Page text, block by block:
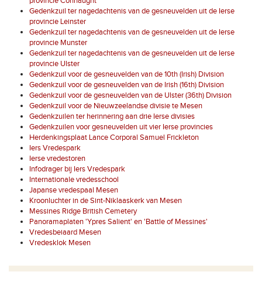
Gedenkzuil ter nagedachtenis van de gesneuvelden uit de Ierse
provincie Leinster
Gedenkzuil ter nagedachtenis van de gesneuvelden uit de Ierse
provincie Munster
Gedenkzuil ter nagedachtenis van de gesneuvelden uit de Ierse
provincie Ulster
Gedenkzuil voor de gesneuvelden van de 10th (Irish) Division
Gedenkzuil voor de gesneuvelden van de Irish (16th) Division
Gedenkzuil voor de gesneuvelden van de Ulster (36th) Division
Gedenkzuil voor de Nieuwzeelandse divisie te Mesen
Gedenkzuilen ter herinnering aan drie Ierse divisies
Gedenkzuilen voor gesneuvelden uit vier Ierse provincies
Herdenkingsplaat Lance Corporal Samuel Frickleton
Iers Vredespark
Ierse vredestoren
Infodrager bij Iers Vredespark
Internationale vredesschool
Japanse vredespaal Mesen
Kroonluchter in de Sint-Niklaaskerk van Mesen
Messines Ridge British Cemetery
Panoramaplaten 'Ypres Salient' en 'Battle of Messines'
Vredesbeiaard Mesen
Vredesklok Mesen